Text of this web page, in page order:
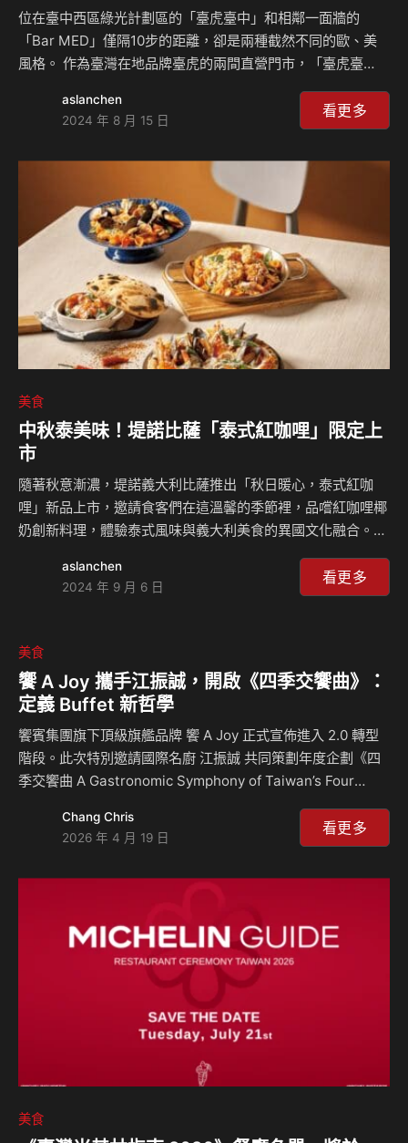
位在臺中西區綠光計劃區的「臺虎臺中」和相鄰一面牆的
「Bar MED」僅隔10步的距離，卻是兩種截然不同的歐、美
風格。 作為臺灣在地品牌臺虎的兩間直營門市，「臺虎臺
餐飲，並以被啤酒耽誤的美味漢堡而聞名，而「 BAR MED」
則是以地中海風格的歐式雞尾酒飲食文化而打造潔白優雅的餐
一店多享的新餐飲體驗 雖然僅臨相距10步的距離卻隔了一面
牆，為了滿足多數朋友想要同時享受的期待，臺虎決定進行一
次大膽的嘗試 —— 將兩間店中間的牆壁打通，創造一個新的
連通空間。 這項創意有趣的計畫實現，不僅讓顧客…
aslanchen
2024 年 8 月 15 日
看更多
美食
中秋泰美味！堤諾比薩「泰式紅咖哩」限定上
市
隨著秋意漸濃，堤諾義大利比薩推出「秋日暖心，泰式紅咖
哩」新品上市，邀請食客們在這溫馨的季節裡，品嚐紅咖哩椰
奶創新料理，體驗泰式風味與義大利美食的異國文化融合。新
成為與親友團圓賞月時，暖心又暖胃的圓滿選擇。活動期間，
凡消費任一紅咖哩餐點，還可享堤諾會員點數雙倍回饋，讓今
基底，包括紅辣椒、香茅、南薑和蒜頭等，醬汁濃郁且辛香四
溢，加上椰奶的溫潤甜美，讓辛辣變得溫潤順口，結合豐富的
食材配料，精心打造出一道道令人垂涎的美味佳餚。首推泰式
紅咖哩椰奶瘋狂海鮮比薩，售價429元，在義式手拍餅皮上鋪
滿淡菜…
aslanchen
2024 年 9 月 6 日
看更多
美食
饗 A Joy 攜手江振誠，開啟《四季交饗曲》：
定義 Buffet 新哲學
饗賓集團旗下頂級旗艦品牌 饗 A Joy 正式宣佈進入 2.0 轉型
階段。此次特別邀請國際名廚 江振誠 共同策劃年度企劃《四
季交饗曲 A Gastronomic Symphony of Taiwan’s Four
己，更是以「策展思維」重新定義 Buffet 的用餐節奏。首波
「春季篇章」已正式登場，邀請饕客在海拔 391 公尺的高
Chang Chris
2026 年 4 月 19 日
看更多
美食